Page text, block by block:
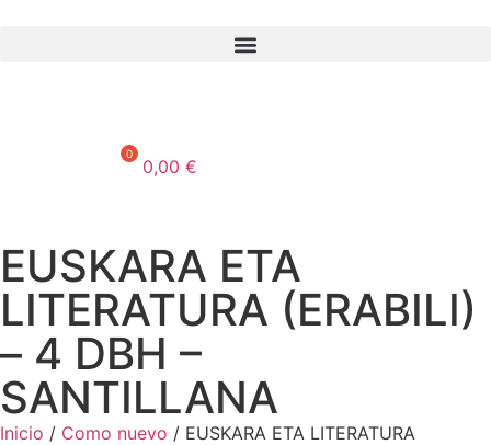
0,00 €
EUSKARA ETA
LITERATURA (ERABILI)
– 4 DBH –
SANTILLANA
Inicio / Como nuevo / EUSKARA ETA LITERATURA